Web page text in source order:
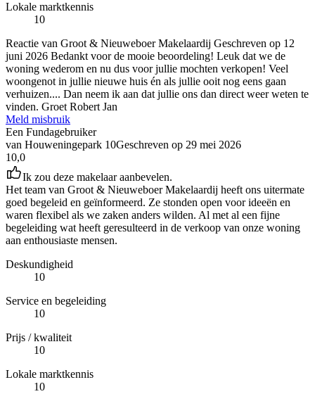
Lokale marktkennis
10
Reactie van Groot & Nieuweboer Makelaardij Geschreven op 12
juni 2026 Bedankt voor de mooie beoordeling! Leuk dat we de
woning wederom en nu dus voor jullie mochten verkopen! Veel
woongenot in jullie nieuwe huis én als jullie ooit nog eens gaan
verhuizen.... Dan neem ik aan dat jullie ons dan direct weer weten te
vinden. Groet Robert Jan
Meld misbruik
Een Fundagebruiker
van Houweningepark 10Geschreven op 29 mei 2026
10,0
Ik zou deze makelaar aanbevelen.
Het team van Groot & Nieuweboer Makelaardij heeft ons uitermate
goed begeleid en geïnformeerd. Ze stonden open voor ideeën en
waren flexibel als we zaken anders wilden. Al met al een fijne
begeleiding wat heeft geresulteerd in de verkoop van onze woning
aan enthousiaste mensen.
Deskundigheid
10
Service en begeleiding
10
Prijs / kwaliteit
10
Lokale marktkennis
10